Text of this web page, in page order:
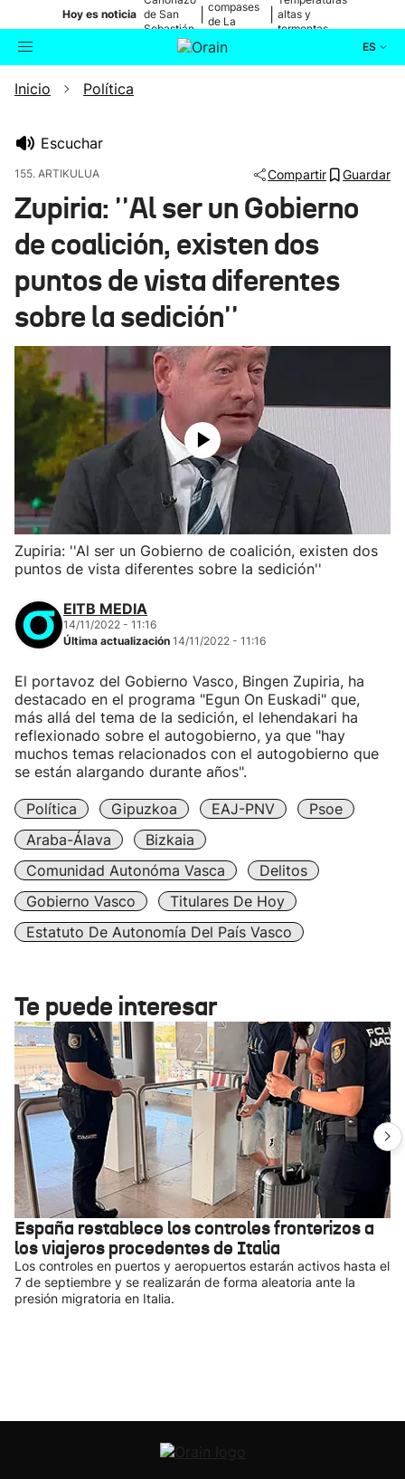
Hoy es noticia de San
Sebastián
compases
de La
altas y
tormentas
ES
Buscador
Ikusmiran
Eguraldia
Inicio Política
Escuchar
155. ARTIKULUA Compartir Guardar
Zupiria: ''Al ser un Gobierno
de coalición, existen dos
puntos de vista diferentes
sobre la sedición''
Zupiria: ''Al ser un Gobierno de coalición, existen dos
puntos de vista diferentes sobre la sedición''
EITB MEDIA
14/11/2022 - 11:16
Última actualización 14/11/2022 - 11:16
El portavoz del Gobierno Vasco, Bingen Zupiria, ha
destacado en el programa "Egun On Euskadi" que,
más allá del tema de la sedición, el lehendakari ha
reflexionado sobre el autogobierno, ya que "hay
muchos temas relacionados con el autogobierno que
se están alargando durante años".
Política Gipuzkoa EAJ-PNV
Psoe
Araba-Álava
Bizkaia
Comunidad Autonóma Vasca
Delitos
Gobierno Vasco
Titulares De Hoy
Estatuto De Autonomía Del País Vasco
Te puede interesar
España restablece los controles fronterizos a
los viajeros procedentes de Italia
Los controles en puertos y aeropuertos estarán activos hasta el
7 de septiembre y se realizarán de forma aleatoria ante la
presión migratoria en Italia.